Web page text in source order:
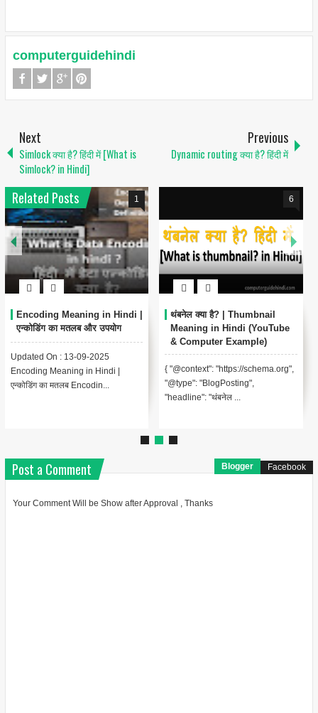
computerguidehindi
Next
Simlock क्या है? हिंदी में [What is
Simlock? in Hindi]
Previous
Dynamic routing क्या है? हिंदी में
Related Posts 1
Encoding Meaning in Hindi |
एन्कोडिंग का मतलब और उपयोग
Updated On : 13-09-2025
Encoding Meaning in Hindi |
एन्कोडिंग का मतलब Encodin...
6
थंबनेल क्या है? | Thumbnail
Meaning in Hindi (YouTube
& Computer Example)
{ "@context": "https://schema.org",
"@type": "BlogPosting",
"headline": "थंबनेल ...
Post a Comment Blogger Facebook
Your Comment Will be Show after Approval , Thanks